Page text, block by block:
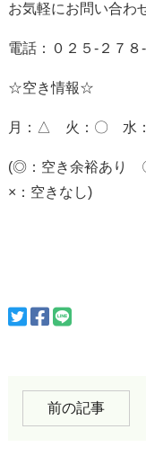
お気軽にお問い合わ
電話：０２５-２７
☆空き情報☆
月：△ 火：〇 水
(◎：空き余裕あり
×：空きなし)
前の記事